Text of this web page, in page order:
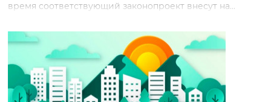
время соответствующий законопроект внесут на...